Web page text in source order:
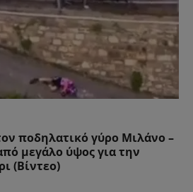
ποδηλατικό γύρο Μιλάνο –
μεγάλο ύψος για την
(Βίντεο)